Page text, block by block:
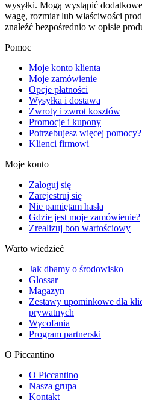
wysyłki. Mogą wystąpić
wagę, rozmiar lub właściwości
znaleźć bezpośrednio w opisie
Pomoc
Moje konto klienta
Moje zamówienie
Opcje płatności
Wysyłka i dostawa
Zwroty i zwrot kosztów
Promocje i kupony
Potrzebujesz więcej pomocy?
Klienci firmowi
Moje konto
Zaloguj się
Zarejestruj się
Nie pamiętam hasła
Gdzie jest moje zamówienie?
Zrealizuj bon wartościowy
Warto wiedzieć
Jak dbamy o środowisko
Glossar
Magazyn
Zestawy upominkowe dla
prywatnych
Wycofania
Program partnerski
O Piccantino
O Piccantino
Nasza grupa
Kontakt